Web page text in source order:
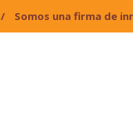
/ Somos una firma de